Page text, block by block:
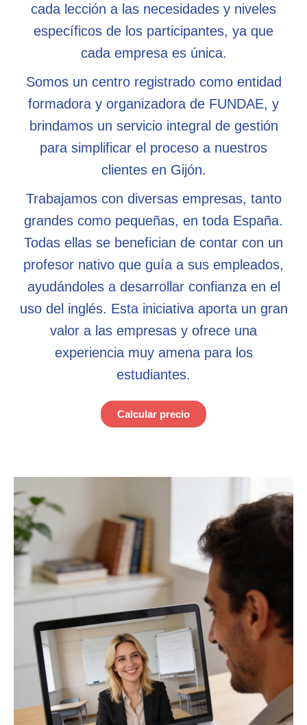
cada lección a las necesidades y niveles
específicos de los participantes, ya que
cada empresa es única.
Somos un centro registrado como entidad
formadora y organizadora de FUNDAE, y
brindamos un servicio integral de gestión
para simplificar el proceso a nuestros
clientes en Gijón.
Trabajamos con diversas empresas, tanto
grandes como pequeñas, en toda España.
Todas ellas se benefician de contar con un
profesor nativo que guía a sus empleados,
ayudándoles a desarrollar confianza en el
uso del inglés. Esta iniciativa aporta un gran
valor a las empresas y ofrece una
experiencia muy amena para los
estudiantes.
Calcular precio